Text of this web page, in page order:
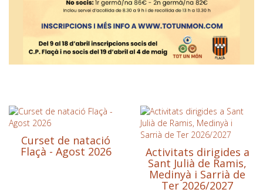
Curset de natació
Flaçà - Agost 2026 Activitats dirigides a
Sant Julià de Ramis,
Medinyà i Sarrià de
Ter 2026/2027